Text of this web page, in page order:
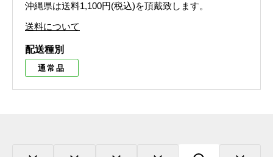
沖縄県は送料1,100円(税込)を頂戴致します。
送料について
配送種別
通常品